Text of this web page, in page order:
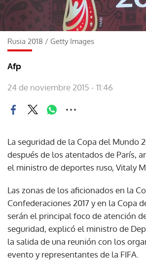
Rusia 2018 / Getty Images
Afp
24 de noviembre 2015 - 11:46
La seguridad de la Copa del Mundo
después de los atentados de París,
el ministro de deportes ruso, Vitaly
Las zonas de los aficionados en la
Confederaciones 2017 y en la Copa
serán el principal foco de atención
seguridad, explicó el ministro de
la salida de una reunión con los
evento y representantes de la FIFA.